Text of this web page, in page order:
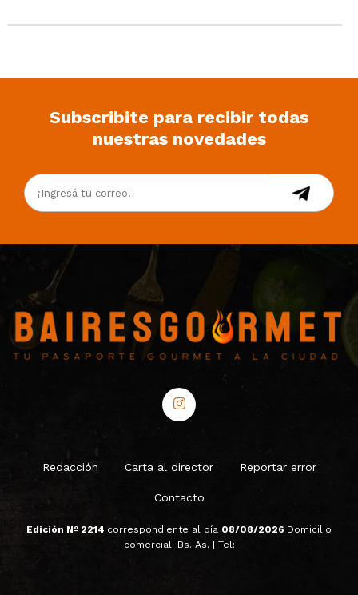
Subscribite para recibir todas
nuestras novedades
Redacción Carta al director Reportar error
Contacto
Edición Nº 2214 correspondiente al día 08/08/2026 Domicilio
comercial: Bs. As. | Tel: